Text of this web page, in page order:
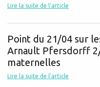
Lire la suite de l'article
Point du 21/04 sur
Arnault Pfersdorff
maternelles
Lire la suite de l'article